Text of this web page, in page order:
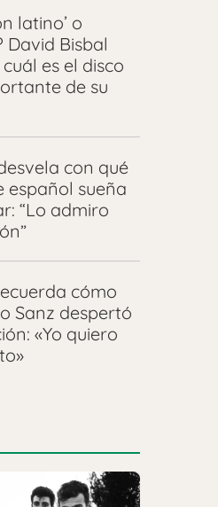
latino’ o
David Bisbal
es el disco
de su
con qué
español sueña
“Lo admiro
cómo
Sanz despertó
«Yo quiero